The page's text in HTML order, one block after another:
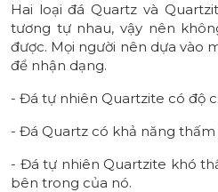
Hai loại đá Quartz và
tương tự nhau, vậy nên
được. Mọi người nên dựa vào
để nhận dạng.
- Đá tự nhiên Quartzite có độ
- Đá Quartz có khả năng
- Đá tự nhiên Quartzite khó
bên trong của nó.